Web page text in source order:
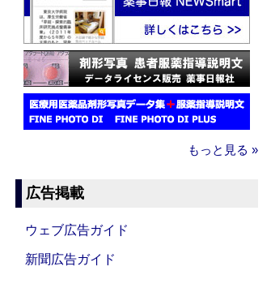
もっと見る »
広告掲載
ウェブ広告ガイド
新聞広告ガイド